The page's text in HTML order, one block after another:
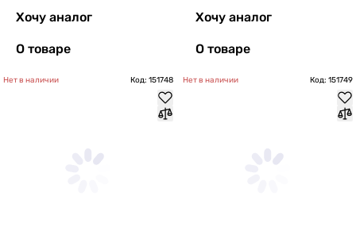
Хочу аналог
О товаре
Хочу аналог
О товаре
Нет в наличии Код: 151748 Нет в наличии Код: 151749